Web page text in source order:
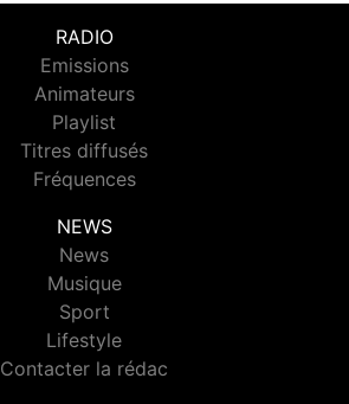
RADIO
Emissions
Animateurs
Playlist
Titres diffusés
Fréquences
NEWS
News
Musique
Sport
Lifestyle
Contacter la rédac